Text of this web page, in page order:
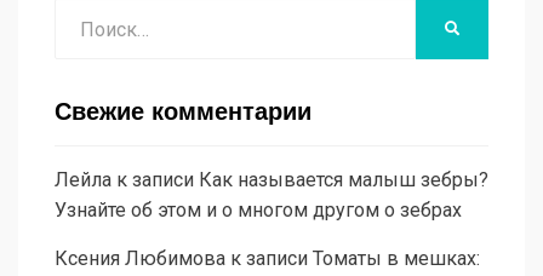
Свежие комментарии
Лейла к записи Как называется малыш зебры?
Узнайте об этом и о многом другом о зебрах
Ксения Любимова к записи Томаты в мешках: